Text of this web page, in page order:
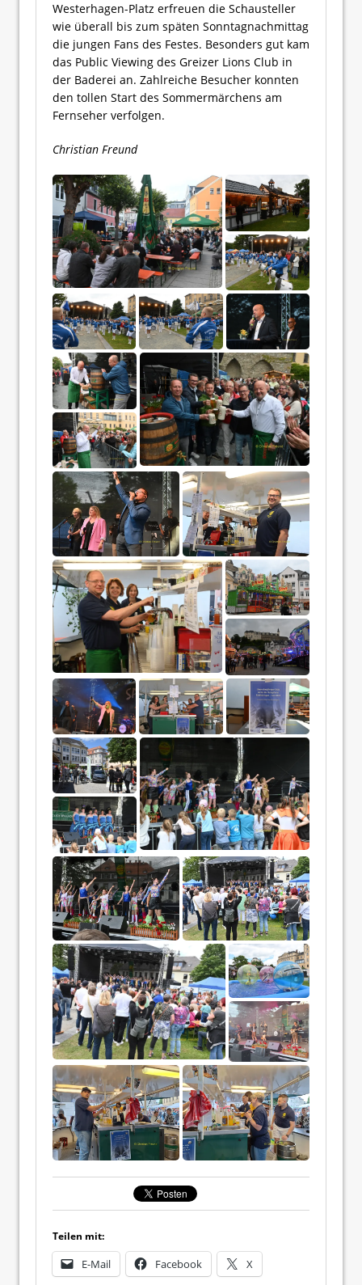
Westerhagen-Platz erfreuen die Schausteller
wie überall bis zum späten Sonntagnachmittag
die jungen Fans des Festes. Besonders gut kam
das Public Viewing des Greizer Lions Club in
der Baderei an. Zahlreiche Besucher konnten
den tollen Start des Sommermärchens am
Fernseher verfolgen.
Christian Freund
Teilen mit:
E-Mail Facebook X